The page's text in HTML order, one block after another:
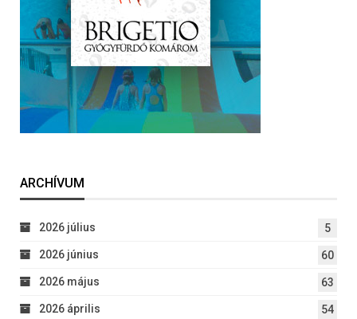
ARCHÍVUM
2026 július 5
2026 június 60
2026 május 63
2026 április 54